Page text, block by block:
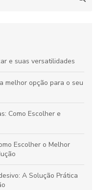
e suas versatilidades
melhor opção para o seu
Como Escolher e
Escolher o Melhor
A Solução Prática